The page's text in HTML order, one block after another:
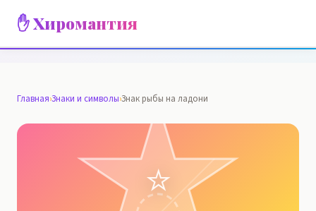
✋ Хиромантия
Главная›Знаки и символы›Знак рыбы на ладони
⭐